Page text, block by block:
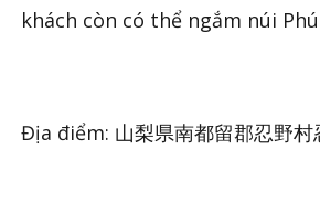
khách còn có thể ngắm núi
Địa điểm: 山梨県南都留郡忍野村